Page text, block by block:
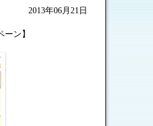
2013年06月21日
ン】